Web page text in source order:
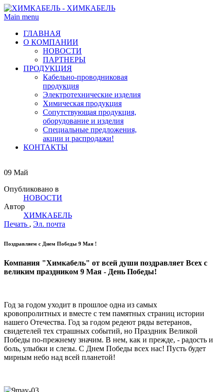
Main menu
ГЛАВНАЯ
О КОМПАНИИ
НОВОСТИ
ПАРТНЕРЫ
ПРОДУКЦИЯ
Кабельно-проводниковая
продукция
Электротехнические изделия
Химическая продукция
Сопутствующая продукция,
оборудование и изделия
Специальные предложения,
акции и распродажи!
КОНТАКТЫ
09 Май
Опубликовано в
НОВОСТИ
Автор
ХИМКАБЕЛЬ
Печать , Эл. почта
Поздравляем с Днем Победы 9 Мая !
Компания "Химкабель" от всей души поздравляет Всех с
великим праздником 9 Мая - День Победы!
Год за годом уходит в прошлое одна из самых
кровопролитных и вместе с тем памятных страниц истории
нашего Отечества. Год за годом редеют ряды ветеранов,
свидетелей тех страшных событий, но Праздник Великой
Победы по-прежнему значим. В нем, как и прежде, - радость и
боль, улыбки и слезы. С Днем Победы всех нас! Пусть будет
мирным небо над всей планетой!